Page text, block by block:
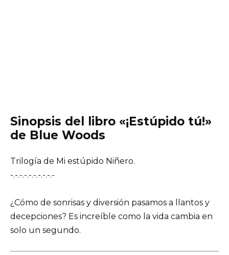
Sinopsis del libro «¡Estúpido tú!»
de Blue Woods
Trilogía de Mi estúpido Niñero.
-.-.-.-.-.-.-.-.-.-
¿Cómo de sonrisas y diversión pasamos a llantos y
decepciones? Es increíble como la vida cambia en
solo un segundo.